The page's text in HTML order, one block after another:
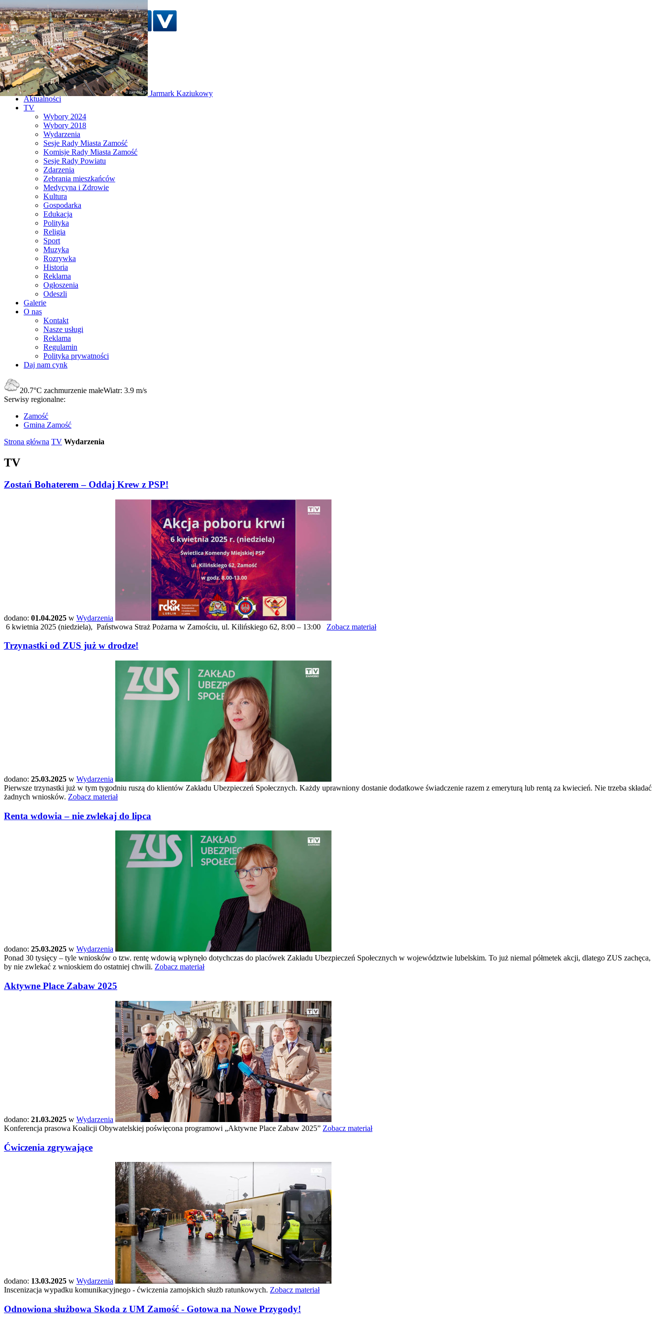
Szukaj w serwisie
Strona główna
Aktualności
TV
Wybory 2024
Wybory 2018
Wydarzenia
Sesje Rady Miasta Zamość
Komisje Rady Miasta Zamość
Sesje Rady Powiatu
Zdarzenia
Zebrania mieszkańców
Medycyna i Zdrowie
Kultura
Gospodarka
Edukacja
Polityka
Religia
Sport
Muzyka
Rozrywka
Historia
Reklama
Ogłoszenia
Odeszli
Galerie
O nas
Kontakt
Nasze usługi
Reklama
Regulamin
Polityka prywatności
Daj nam cynk
20.7°C zachmurzenie małeWiatr: 3.9 m/s
Serwisy regionalne:
Zamość
Gmina Zamość
Strona główna TV Wydarzenia
TV
Zostań Bohaterem – Oddaj Krew z PSP!
dodano: 01.04.2025 w Wydarzenia
6 kwietnia 2025 (niedziela), Państwowa Straż Pożarna w Zamościu, ul. Kilińskiego 62, 8:00 – 13:00 Zobacz materiał
Trzynastki od ZUS już w drodze!
dodano: 25.03.2025 w Wydarzenia
Pierwsze trzynastki już w tym tygodniu ruszą do klientów Zakładu Ubezpieczeń Społecznych. Każdy uprawniony dostanie dodatkowe świadczenie razem z emeryturą lub rentą za kwiecień. Nie trzeba składać
żadnych wniosków. Zobacz materiał
Renta wdowia – nie zwlekaj do lipca
dodano: 25.03.2025 w Wydarzenia
Ponad 30 tysięcy – tyle wniosków o tzw. rentę wdowią wpłynęło dotychczas do placówek Zakładu Ubezpieczeń Społecznych w województwie lubelskim. To już niemal półmetek akcji, dlatego ZUS zachęca,
by nie zwlekać z wnioskiem do ostatniej chwili. Zobacz materiał
Aktywne Place Zabaw 2025
dodano: 21.03.2025 w Wydarzenia
Konferencja prasowa Koalicji Obywatelskiej poświęcona programowi „Aktywne Place Zabaw 2025” Zobacz materiał
Ćwiczenia zgrywające
dodano: 13.03.2025 w Wydarzenia
Inscenizacja wypadku komunikacyjnego - ćwiczenia zamojskich służb ratunkowych. Zobacz materiał
Odnowiona służbowa Skoda z UM Zamość - Gotowa na Nowe Przygody!
Jarmark Kaziukowy